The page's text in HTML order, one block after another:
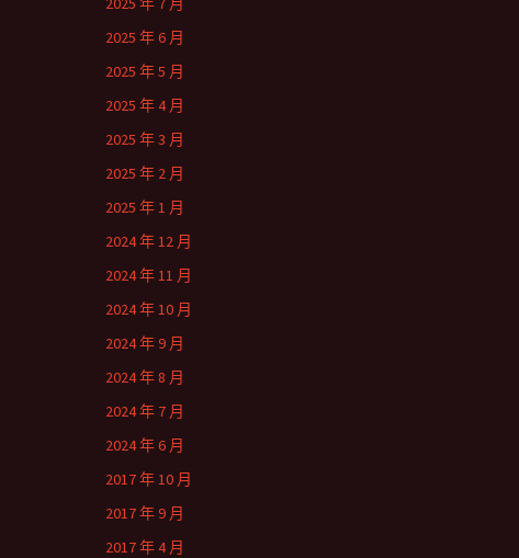
2025 年 6 月
2025 年 5 月
2025 年 4 月
2025 年 3 月
2025 年 2 月
2025 年 1 月
2024 年 12 月
2024 年 11 月
2024 年 10 月
2024 年 9 月
2024 年 8 月
2024 年 7 月
2024 年 6 月
2017 年 10 月
2017 年 9 月
2017 年 4 月